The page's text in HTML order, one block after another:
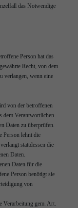
das Notwendige
Person hat das
Recht, von dem
verlangen, wenn eine
von der betroffenen
dem Verantwortlichen
Daten zu überprüfen.
Person lehnt die
stattdessen die
Daten.
Daten für die
Person benötigt sie
von
Verarbeitung gem. Art.